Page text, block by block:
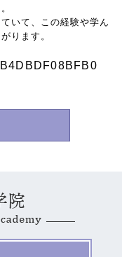
いて、この経験や学ん
ります。